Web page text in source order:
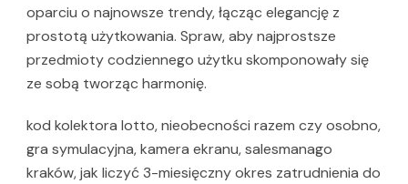
oparciu o najnowsze trendy, łącząc elegancję z
prostotą użytkowania. Spraw, aby najprostsze
przedmioty codziennego użytku skomponowały się
ze sobą tworząc harmonię.
kod kolektora lotto, nieobecności razem czy osobno,
gra symulacyjna, kamera ekranu, salesmanago
kraków, jak liczyć 3-miesięczny okres zatrudnienia do